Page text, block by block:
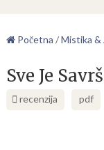
Početna /Mistika &
Sve Je
recenzija pdf